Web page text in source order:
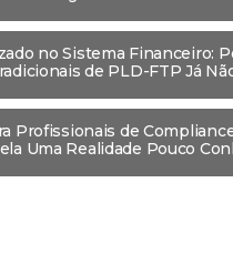
no Sistema Financeiro:
de PLD-FTP Já
Profissionais de
Uma Realidade Pouco